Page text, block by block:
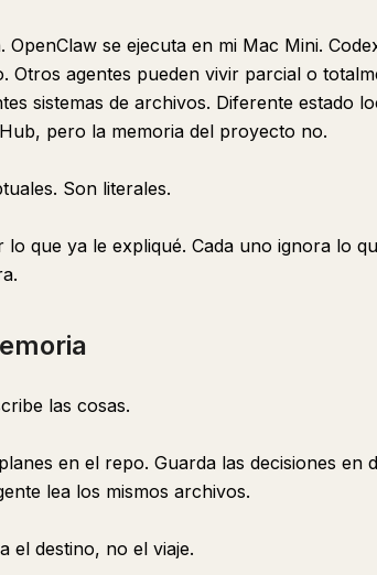
se ejecuta en mi Mac Mini.
Otros agentes pueden vivir parcial o
sistemas de archivos. Diferente estado
pero la memoria del proyecto no.
Son literales.
lo que ya le expliqué. Cada uno ignora lo
las cosas.
en el repo. Guarda las decisiones en
lea los mismos archivos.
el destino, no el viaje.